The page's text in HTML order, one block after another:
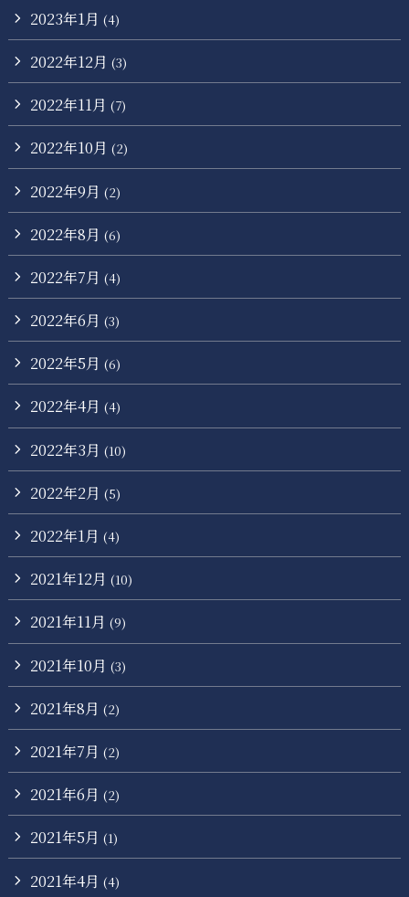
2023年1月 (4)
2022年12月 (3)
2022年11月 (7)
2022年10月 (2)
2022年9月 (2)
2022年8月 (6)
2022年7月 (4)
2022年6月 (3)
2022年5月 (6)
2022年4月 (4)
2022年3月 (10)
2022年2月 (5)
2022年1月 (4)
2021年12月 (10)
2021年11月 (9)
2021年10月 (3)
2021年8月 (2)
2021年7月 (2)
2021年6月 (2)
2021年5月 (1)
2021年4月 (4)